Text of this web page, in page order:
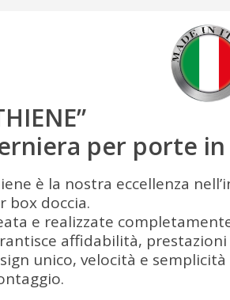
per porte
è la nostra eccellenza
box doccia.
e realizzate
affidabilità,
unico, velocità e